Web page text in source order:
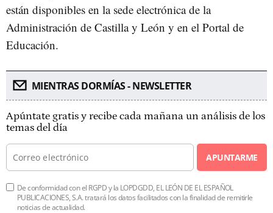
están disponibles en la sede electrónica de la
Administración de Castilla y León y en el Portal de
Educación.
MIENTRAS DORMÍAS - NEWSLETTER
Apúntate gratis y recibe cada mañana un análisis de los
temas del día
APUNTARME
De conformidad con el RGPD y la LOPDGDD, EL LEÓN DE EL ESPAÑOL
PUBLICACIONES, S.A. tratará los datos facilitados con la finalidad de remitirle
noticias de actualidad.